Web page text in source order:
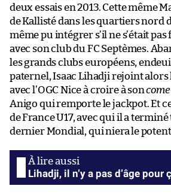
deux essais en 2013. Cette même
de Kallisté dans les quartiers nord
même pu intégrer s’il ne s’était
avec son club du FC Septèmes.
les grands clubs européens,
paternel, Isaac Lihadji rejoint alors
avec l’OGC Nice à croire à son
Anigo qui remporte le jackpot. Et ce
de France U17, avec qui il a
dernier Mondial, qui niera le
Lihadji, il n’y a pas d’âge pour